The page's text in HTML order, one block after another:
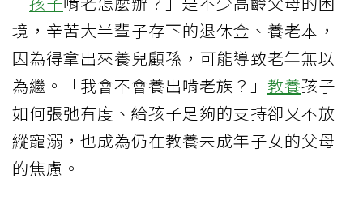
境，辛苦大半輩子存下的退休金、養老本，
因為得拿出來養兒顧孫，可能導致老年無以
為繼。「我會不會養出啃老族？」 教養孩子
如何張弛有度、給孩子足夠的支持卻又不放
縱寵溺，也成為仍在教養未成年子女的父母
的焦慮。